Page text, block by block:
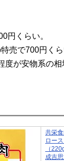
円くらい。
売で700円くら
度が安物系の
共栄
ロー
（
成吉